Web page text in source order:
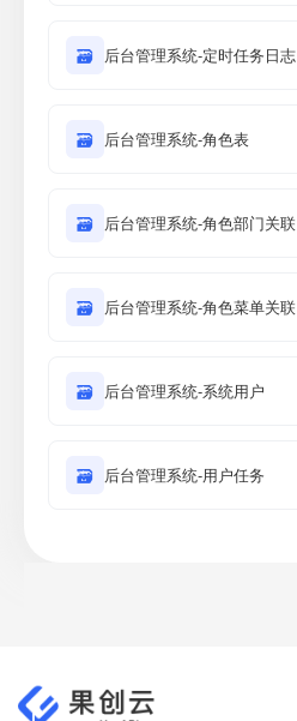
🗃 后台管理系统-定时任务日志
🗃 后台管理系统-角色表
🗃 后台管理系统-角色部门关联
🗃 后台管理系统-角色菜单关联
🗃 后台管理系统-系统用户
🗃 后台管理系统-用户任务